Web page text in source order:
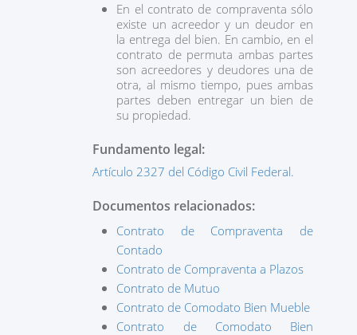
En el contrato de compraventa sólo
existe un acreedor y un deudor en
la entrega del bien. En cambio, en el
contrato de permuta ambas partes
son acreedores y deudores una de
otra, al mismo tiempo, pues ambas
partes deben entregar un bien de
su propiedad.
Fundamento legal:
Artículo 2327 del Código Civil Federal.
Documentos relacionados:
Contrato de Compraventa de
Contado
Contrato de Compraventa a Plazos
Contrato de Mutuo
Contrato de Comodato Bien Mueble
Contrato de Comodato Bien